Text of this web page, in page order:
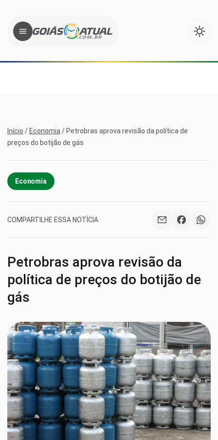
Início / Economia / Petrobras aprova revisão da política de
preços do botijão de gás
Economia
COMPARTILHE ESSA NOTÍCIA
Petrobras aprova revisão da
política de preços do botijão de
gás